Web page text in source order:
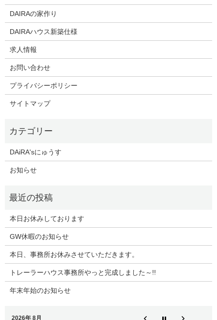
DAIRAの家作り
DAIRAハウス新築仕様
求人情報
お問い合わせ
プライバシーポリシー
サイトマップ
DAiRA'sにゅうす
お知らせ
本日お休みしております
GW休暇のお知らせ
本日、事務所お休みさせていただきます。
トレーラーハウス事務所やっと完成しました～!!
年末年始のお知らせ
2026年 8月